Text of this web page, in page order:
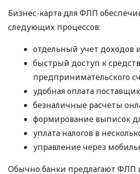
Бизнес-карта для ФЛП
следующих процессов:
отдельный учет доходов
быстрый доступ к
предпринимательского
удобная оплата
безналичные расчеты
формирование выписок
уплата налогов в
управление через
Обычно банки предлагают